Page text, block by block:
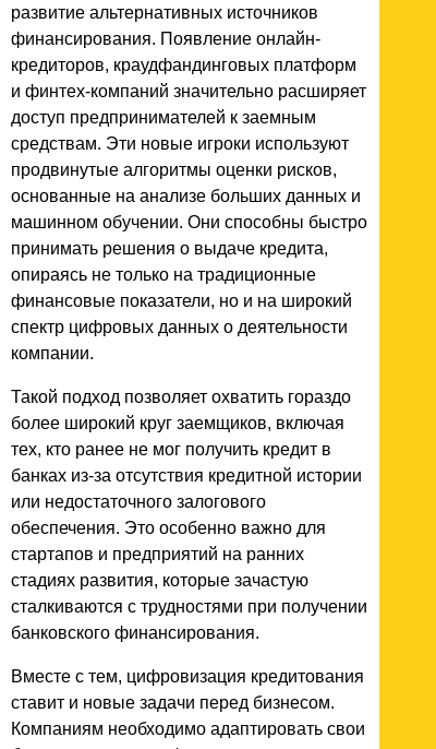
развитие альтернативных источников
финансирования. Появление онлайн-
кредиторов, краудфандинговых платформ
и финтех-компаний значительно расширяет
доступ предпринимателей к заемным
средствам. Эти новые игроки используют
продвинутые алгоритмы оценки рисков,
основанные на анализе больших данных и
машинном обучении. Они способны быстро
принимать решения о выдаче кредита,
опираясь не только на традиционные
финансовые показатели, но и на широкий
спектр цифровых данных о деятельности
компании.
Такой подход позволяет охватить гораздо
более широкий круг заемщиков, включая
тех, кто ранее не мог получить кредит в
банках из-за отсутствия кредитной истории
или недостаточного залогового
обеспечения. Это особенно важно для
стартапов и предприятий на ранних
стадиях развития, которые зачастую
сталкиваются с трудностями при получении
банковского финансирования.
Вместе с тем, цифровизация кредитования
ставит и новые задачи перед бизнесом.
Компаниям необходимо адаптировать свои